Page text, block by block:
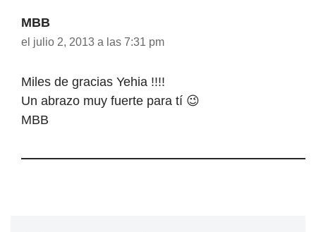
MBB
el julio 2, 2013 a las 7:31 pm
Miles de gracias Yehia !!!!
Un abrazo muy fuerte para tí 😉
MBB